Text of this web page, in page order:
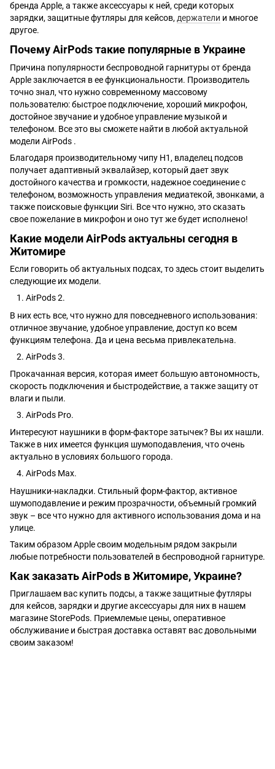
бренда Apple, а также аксессуары к ней, среди которых
зарядки, защитные футляры для кейсов, держатели и многое
другое.
Почему AirPods такие популярные в Украине
Причина популярности беспроводной гарнитуры от бренда
Apple заключается в ее функциональности. Производитель
точно знал, что нужно современному массовому
пользователю: быстрое подключение, хороший микрофон,
достойное звучание и удобное управление музыкой и
телефоном. Все это вы сможете найти в любой актуальной
модели AirPods .
Благодаря производительному чипу H1, владелец подсов
получает адаптивный эквалайзер, который дает звук
достойного качества и громкости, надежное соединение с
телефоном, возможность управления медиатекой, звонками, а
также поисковые функции Siri. Все что нужно, это сказать
свое пожелание в микрофон и оно тут же будет исполнено!
Какие модели AirPods актуальны сегодня в
Житомире
Если говорить об актуальных подсах, то здесь стоит выделить
следующие их модели.
AirPods 2.
В них есть все, что нужно для повседневного использования:
отличное звучание, удобное управление, доступ ко всем
функциям телефона. Да и цена весьма привлекательна.
AirPods 3.
Прокачанная версия, которая имеет большую автономность,
скорость подключения и быстродействие, а также защиту от
влаги и пыли.
AirPods Pro.
Интересуют наушники в форм-факторе затычек? Вы их нашли.
Также в них имеется функция шумоподавления, что очень
актуально в условиях большого города.
AirPods Max.
Наушники-накладки. Стильный форм-фактор, активное
шумоподавление и режим прозрачности, объемный громкий
звук – все что нужно для активного использования дома и на
улице.
Таким образом Apple своим модельным рядом закрыли
любые потребности пользователей в беспроводной гарнитуре.
Как заказать AirPods в Житомире, Украине?
Приглашаем вас купить подсы, а также защитные футляры
для кейсов, зарядки и другие аксессуары для них в нашем
магазине StorePods. Приемлемые цены, оперативное
обслуживание и быстрая доставка оставят вас довольными
своим заказом!